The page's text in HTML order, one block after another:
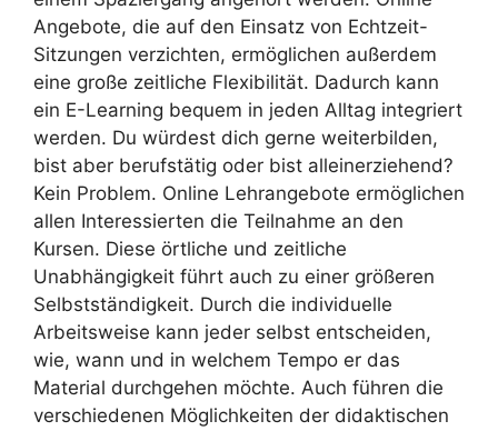
Angebote, die auf den Einsatz von Echtzeit-
Sitzungen verzichten, ermöglichen außerdem
eine große zeitliche Flexibilität. Dadurch kann
ein E-Learning bequem in jeden Alltag integriert
werden. Du würdest dich gerne weiterbilden,
bist aber berufstätig oder bist alleinerziehend?
Kein Problem. Online Lehrangebote ermöglichen
allen Interessierten die Teilnahme an den
Kursen. Diese örtliche und zeitliche
Unabhängigkeit führt auch zu einer größeren
Selbstständigkeit. Durch die individuelle
Arbeitsweise kann jeder selbst entscheiden,
wie, wann und in welchem Tempo er das
Material durchgehen möchte. Auch führen die
verschiedenen Möglichkeiten der didaktischen